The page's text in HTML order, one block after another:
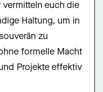
vermitteln euch die
Haltung, um in
zu
formelle Macht
Projekte effektiv